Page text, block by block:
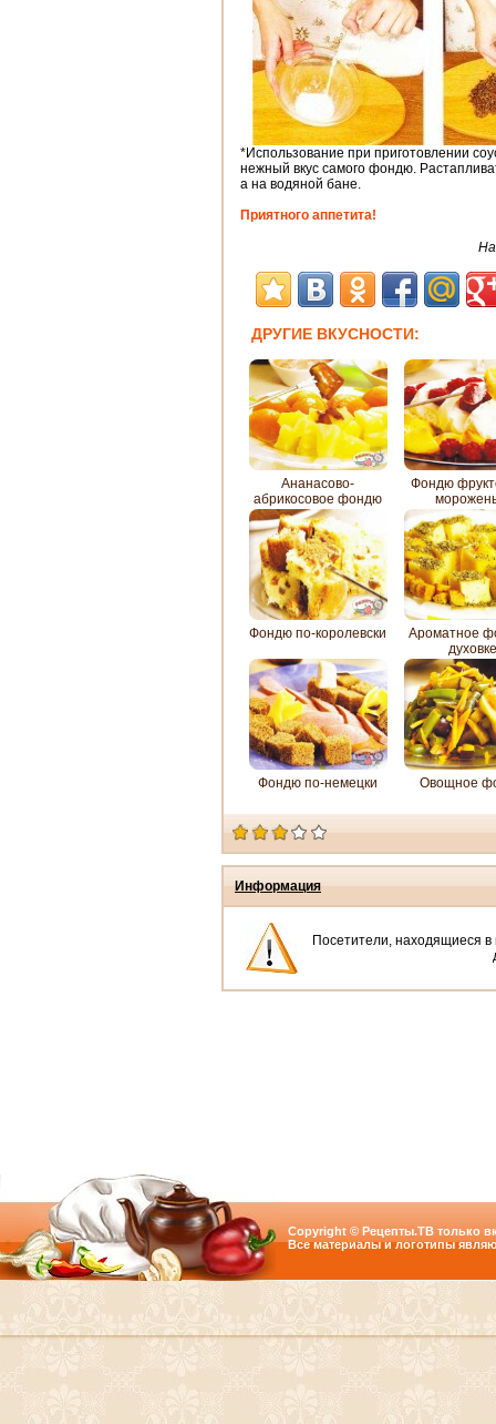
*Использование при приготовлении
нежный вкус самого фондю.
а на водяной бане.
Приятного аппетита!
ДРУГИЕ ВКУСНОСТИ:
Ананасово-
абрикосовое фондю
Фондю
Фондю по-королевски
Ароматное
духовке
Фондю по-немецки Овощное
Информация
Посетители, находящиеся в
Copyright © Рецепты.ТВ только
Все материалы и логотипы